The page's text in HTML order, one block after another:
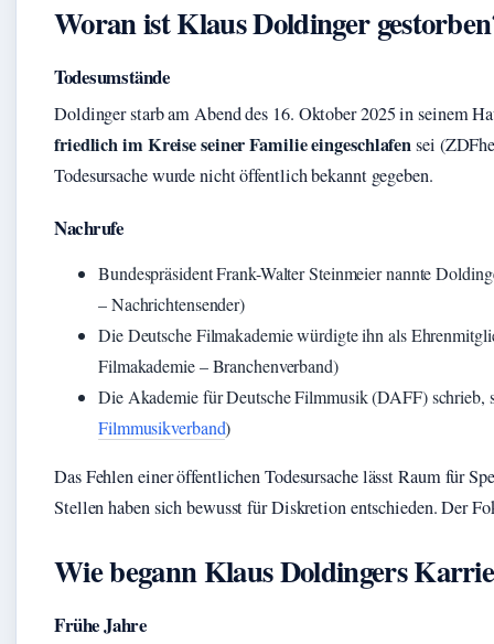
Woran ist Klaus Doldinger
Todesumstände
Doldinger starb am Abend des 16. Oktober 2025 in seinem
friedlich im Kreise seiner Familie eingeschlafensei
Todesursache wurde nicht öffentlich bekannt gegeben.
Nachrufe
Bundespräsident Frank-Walter Steinmeier nannte
– Nachrichtensender)
Die Deutsche Filmakademie würdigte ihn als
Filmakademie – Branchenverband)
Die Akademie für Deutsche Filmmusik (DAFF) schrieb,
Filmmusikverband)
Das Fehlen einer öffentlichen Todesursache lässt Raum für
Stellen haben sich bewusst für Diskretion entschieden. Der
Wie begann Klaus Doldingers
Frühe Jahre